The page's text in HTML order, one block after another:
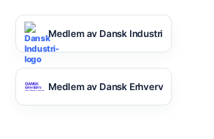
Medlem av Dansk Industri
Medlem av Dansk Erhverv